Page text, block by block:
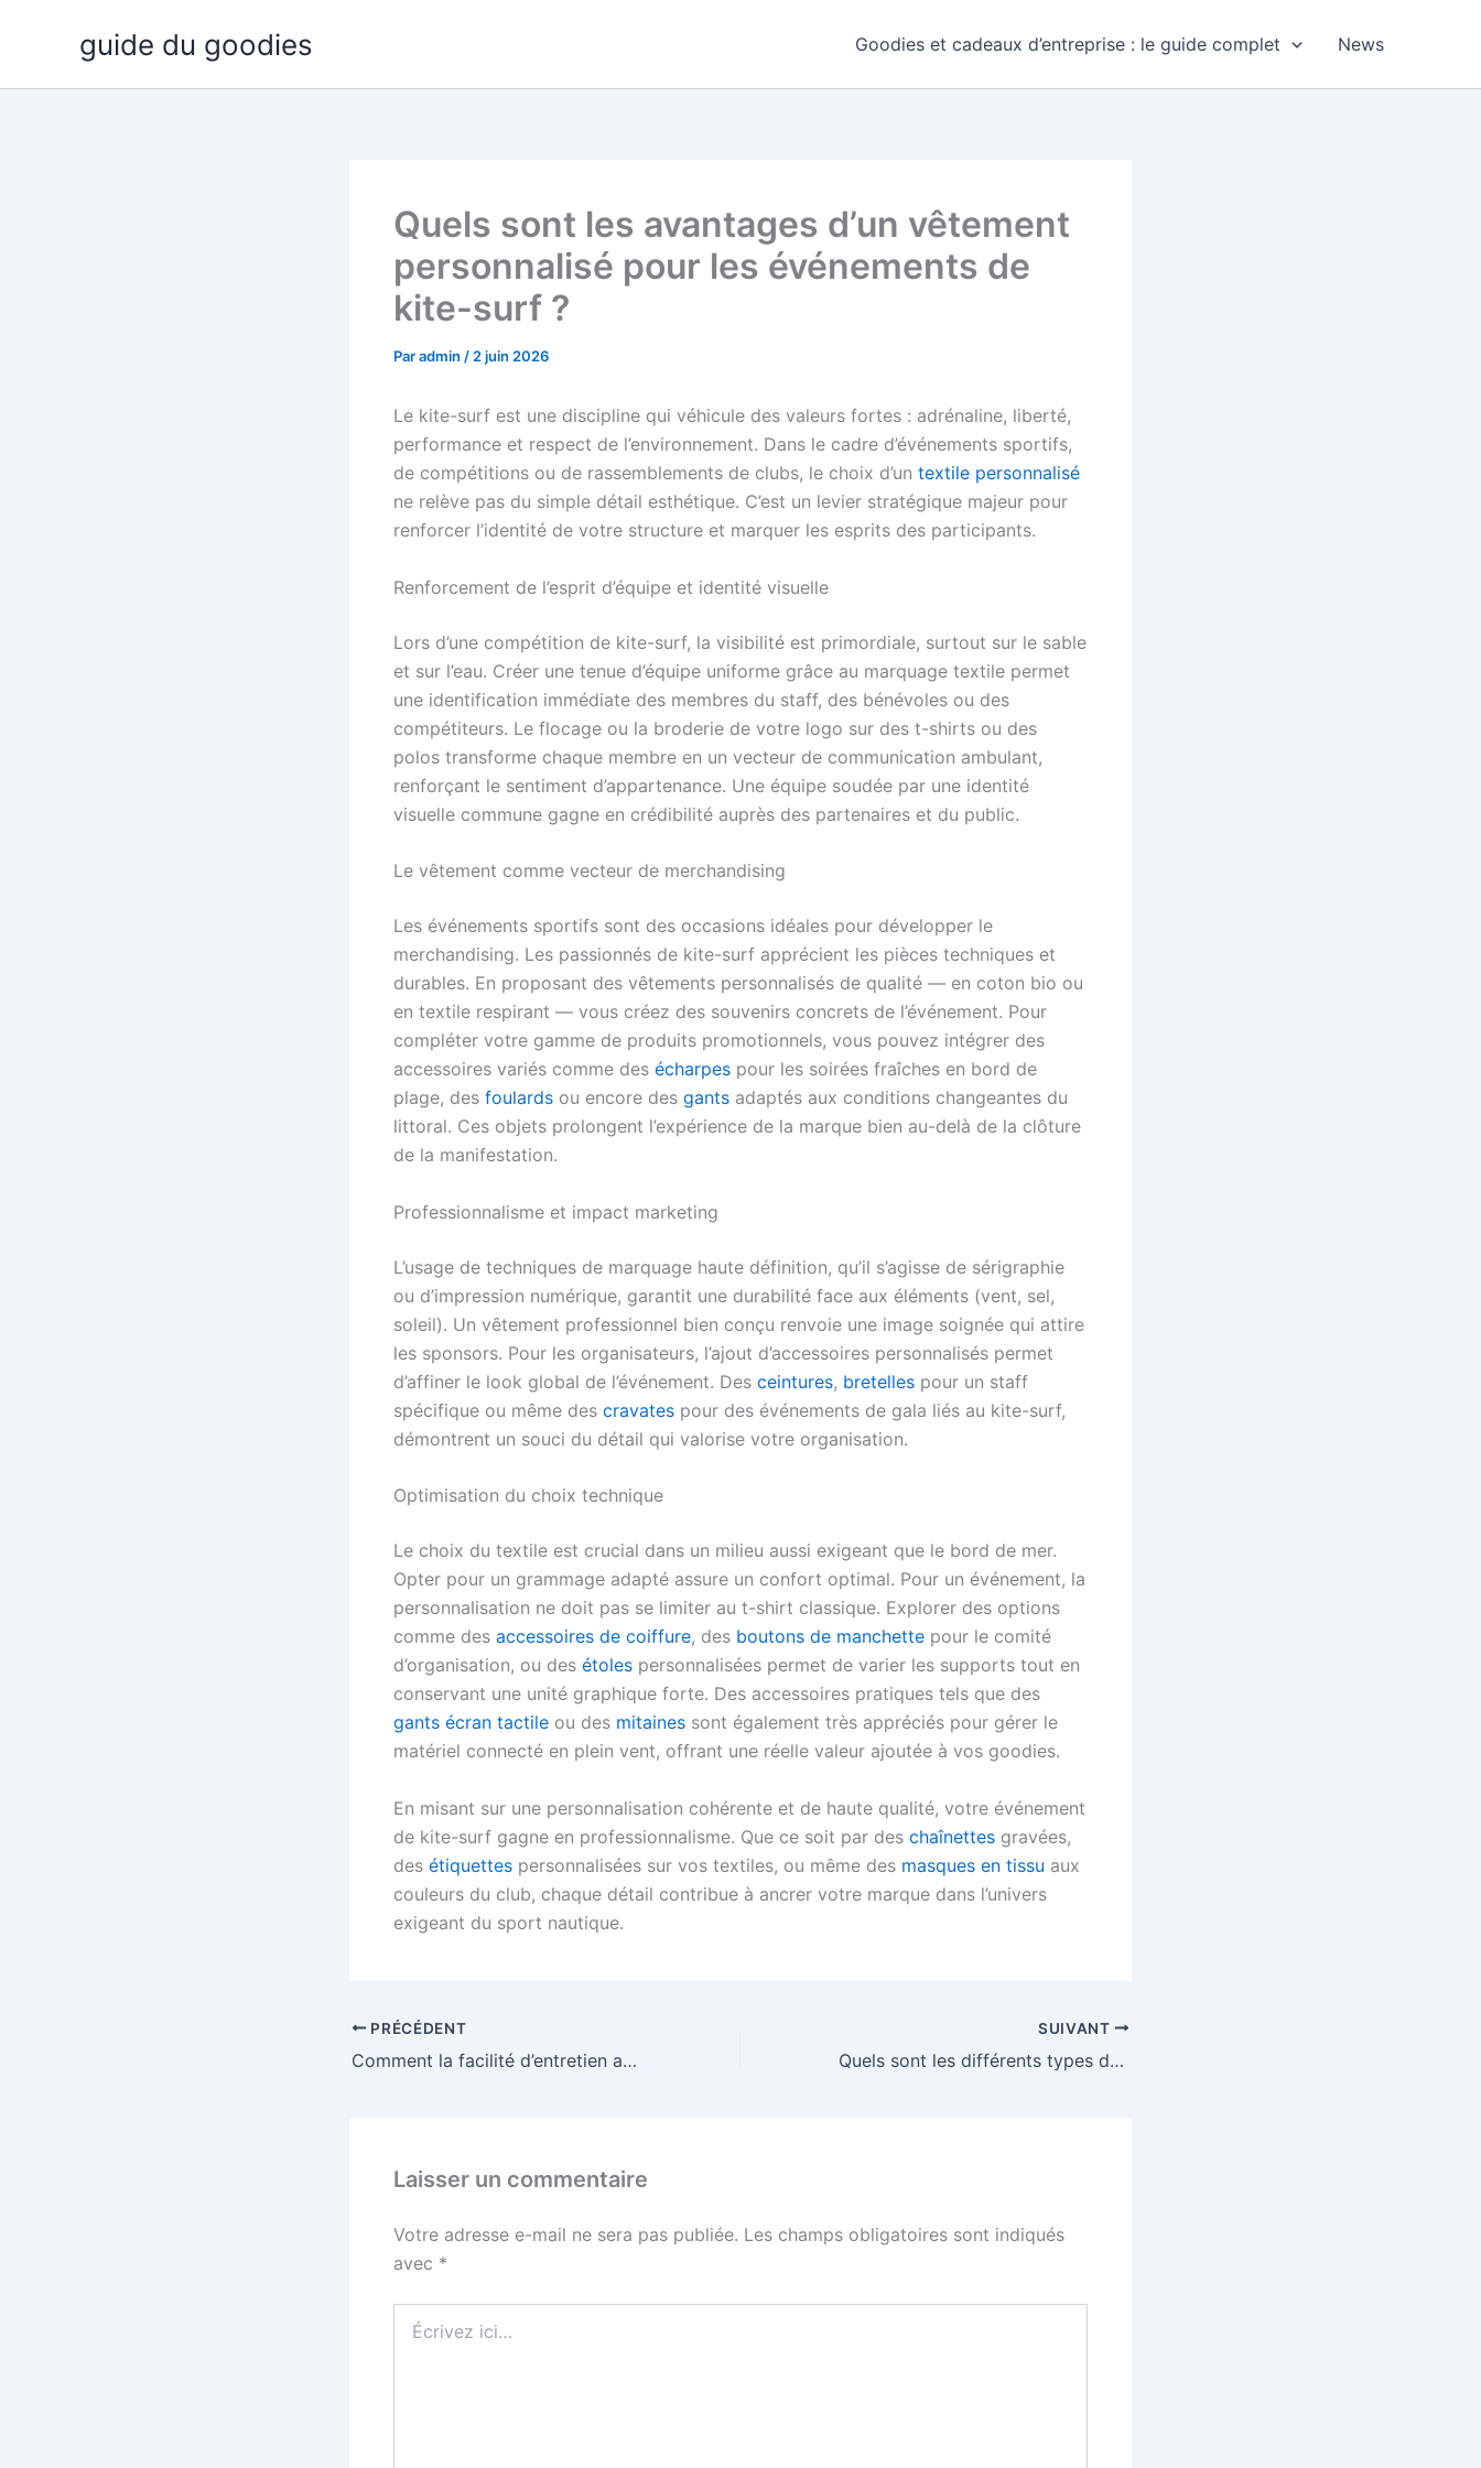
guide du goodies Goodies et cadeaux d’entreprise : le guide complet News
Quels sont les avantages d’un vêtement
personnalisé pour les événements de
kite-surf ?
Paradmin / 2 juin 2026
Le kite-surf est une discipline qui véhicule des valeurs fortes : adrénaline, liberté,
performance et respect de l’environnement. Dans le cadre d’événements sportifs,
de compétitions ou de rassemblements de clubs, le choix d’un textile personnalisé
ne relève pas du simple détail esthétique. C’est un levier stratégique majeur pour
renforcer l’identité de votre structure et marquer les esprits des participants.
Renforcement de l’esprit d’équipe et identité visuelle
Lors d’une compétition de kite-surf, la visibilité est primordiale, surtout sur le sable
et sur l’eau. Créer une tenue d’équipe uniforme grâce au marquage textile permet
une identification immédiate des membres du staff, des bénévoles ou des
compétiteurs. Le flocage ou la broderie de votre logo sur des t-shirts ou des
polos transforme chaque membre en un vecteur de communication ambulant,
renforçant le sentiment d’appartenance. Une équipe soudée par une identité
visuelle commune gagne en crédibilité auprès des partenaires et du public.
Le vêtement comme vecteur de merchandising
Les événements sportifs sont des occasions idéales pour développer le
merchandising. Les passionnés de kite-surf apprécient les pièces techniques et
durables. En proposant des vêtements personnalisés de qualité — en coton bio ou
en textile respirant — vous créez des souvenirs concrets de l’événement. Pour
compléter votre gamme de produits promotionnels, vous pouvez intégrer des
accessoires variés comme des écharpes pour les soirées fraîches en bord de
plage, des foulards ou encore des gants adaptés aux conditions changeantes du
littoral. Ces objets prolongent l’expérience de la marque bien au-delà de la clôture
de la manifestation.
Professionnalisme et impact marketing
L’usage de techniques de marquage haute définition, qu’il s’agisse de sérigraphie
ou d’impression numérique, garantit une durabilité face aux éléments (vent, sel,
soleil). Un vêtement professionnel bien conçu renvoie une image soignée qui attire
les sponsors. Pour les organisateurs, l’ajout d’accessoires personnalisés permet
d’affiner le look global de l’événement. Des ceintures, bretelles pour un staff
spécifique ou même des cravates pour des événements de gala liés au kite-surf,
démontrent un souci du détail qui valorise votre organisation.
Optimisation du choix technique
Le choix du textile est crucial dans un milieu aussi exigeant que le bord de mer.
Opter pour un grammage adapté assure un confort optimal. Pour un événement, la
personnalisation ne doit pas se limiter au t-shirt classique. Explorer des options
comme des accessoires de coiffure, des boutons de manchette pour le comité
d’organisation, ou des étoles personnalisées permet de varier les supports tout en
conservant une unité graphique forte. Des accessoires pratiques tels que des
gants écran tactile ou des mitaines sont également très appréciés pour gérer le
matériel connecté en plein vent, offrant une réelle valeur ajoutée à vos goodies.
En misant sur une personnalisation cohérente et de haute qualité, votre événement
de kite-surf gagne en professionnalisme. Que ce soit par des chaînettes gravées,
des étiquettes personnalisées sur vos textiles, ou même des masques en tissu aux
couleurs du club, chaque détail contribue à ancrer votre marque dans l’univers
exigeant du sport nautique.
PRÉCÉDENT
Comment la facilité d’entretien affecte-t-elle la praticité d’un vêtement personnalisé ?
SUIVANT
Quels sont les différents types de fermetures pour les vêtements de pluie personnalisés ?
Laisser un commentaire
Votre adresse e-mail ne sera pas publiée. Les champs obligatoires sont indiqués
avec *
ici…